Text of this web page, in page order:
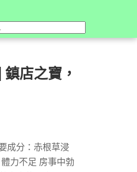
店之寶，
成分：赤根草浸
力不足 房事中勃